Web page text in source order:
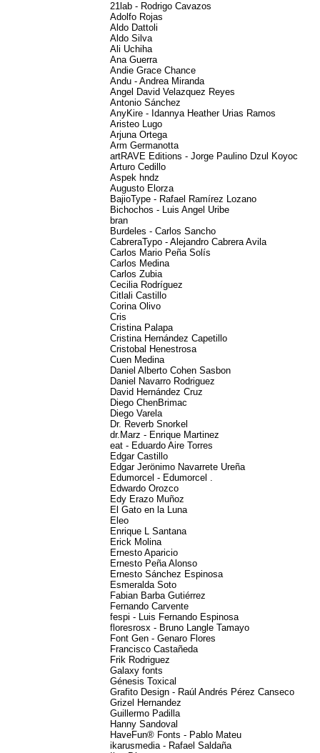
21lab - Rodrigo Cavazos
Adolfo Rojas
Aldo Dattoli
Aldo Silva
Ali Uchiha
Ana Guerra
Andie Grace Chance
Andu - Andrea Miranda
Angel David Velazquez Reyes
Antonio Sánchez
AnyKire - Idannya Heather Urias Ramos
Aristeo Lugo
Arjuna Ortega
Arm Germanotta
artRAVE Editions - Jorge Paulino Dzul Koyoc
Arturo Cedillo
Aspek hndz
Augusto Elorza
BajioType - Rafael Ramírez Lozano
Bichochos - Luis Angel Uribe
bran
Burdeles - Carlos Sancho
CabreraTypo - Alejandro Cabrera Avila
Carlos Mario Peña Solís
Carlos Medina
Carlos Zubia
Cecilia Rodríguez
Citlali Castillo
Corina Olivo
Cris
Cristina Palapa
Cristina Hernández Capetillo
Cristobal Henestrosa
Cuen Medina
Daniel Alberto Cohen Sasbon
Daniel Navarro Rodriguez
David Hernández Cruz
Diego ChenBrimac
Diego Varela
Dr. Reverb Snorkel
dr.Marz - Enrique Martinez
eat - Eduardo Aire Torres
Edgar Castillo
Edgar Jerönimo Navarrete Ureña
Edumorcel - Edumorcel .
Edwardo Orozco
Edy Erazo Muñoz
El Gato en la Luna
Eleo
Enrique L Santana
Erick Molina
Ernesto Aparicio
Ernesto Peña Alonso
Ernesto Sánchez Espinosa
Esmeralda Soto
Fabian Barba Gutiérrez
Fernando Carvente
fespi - Luis Fernando Espinosa
floresrosx - Bruno Langle Tamayo
Font Gen - Genaro Flores
Francisco Castañeda
Frik Rodriguez
Galaxy fonts
Génesis Toxical
Grafito Design - Raúl Andrés Pérez Canseco
Grizel Hernandez
Guillermo Padilla
Hanny Sandoval
HaveFun® Fonts - Pablo Mateu
ikarusmedia - Rafael Saldaña